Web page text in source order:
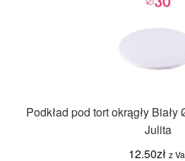
Podkład pod tort okrągły
Julita
12.50zł z